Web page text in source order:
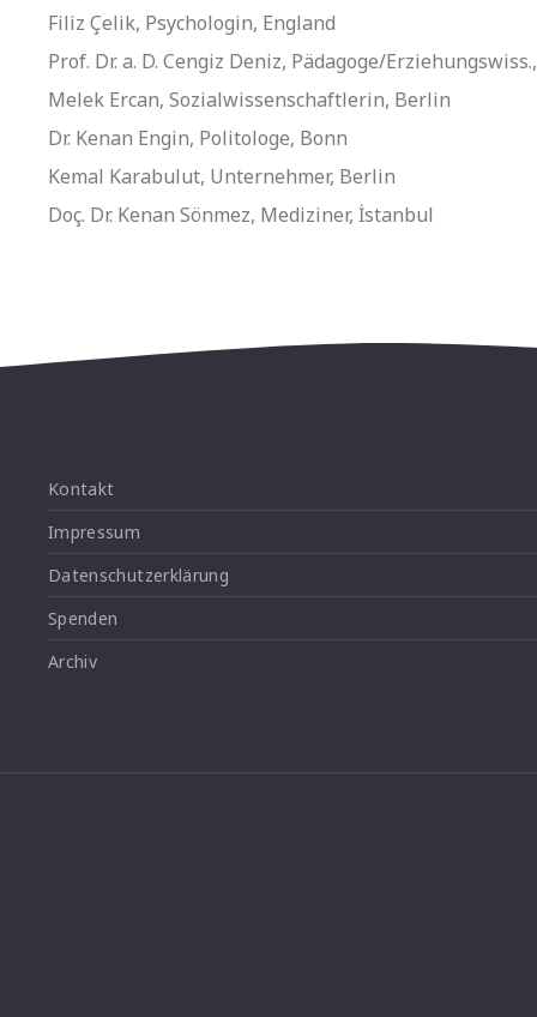
Filiz Çelik, Psychologin, England
Prof. Dr. a. D. Cengiz Deniz, Pädagoge/
Melek Ercan, Sozialwissenschaftlerin, Berlin
Dr. Kenan Engin, Politologe, Bonn
Kemal Karabulut, Unternehmer, Berlin
Doç. Dr. Kenan Sönmez, Mediziner, İstanbul
Kontakt
Impressum
Datenschutzerklärung
Spenden
Archiv